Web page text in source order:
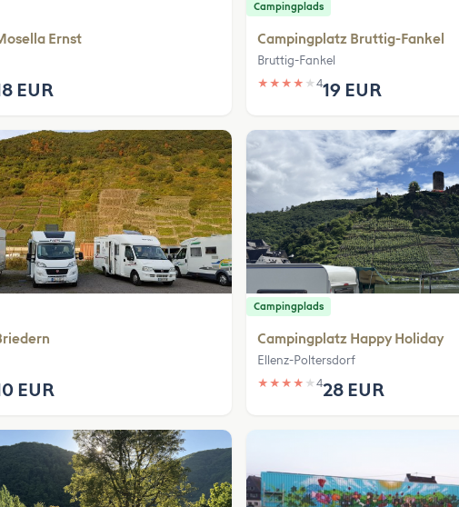
Ernst
EUR
Campingplads
Campingplatz Bruttig-Fankel
Bruttig-Fankel
★ ★ ★ ★ ★419 EUR
EUR
Campingplads
Campingplatz Happy Holiday
Ellenz-Poltersdorf
★ ★ ★ ★ ★428 EUR